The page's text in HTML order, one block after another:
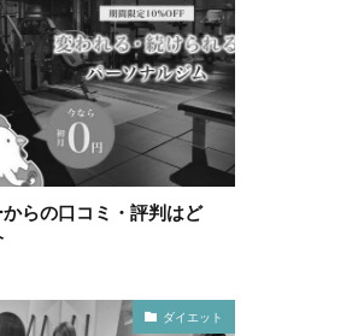
らの口コミ・評判はど
ダイエット